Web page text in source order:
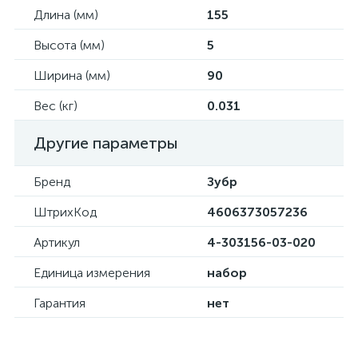
Длина (мм)
155
Высота (мм)
5
Ширина (мм)
90
Вес (кг)
0.031
Другие параметры
Бренд
Зубр
ШтрихКод
4606373057236
Артикул
4-303156-03-020
Единица измерения
набор
Гарантия
нет